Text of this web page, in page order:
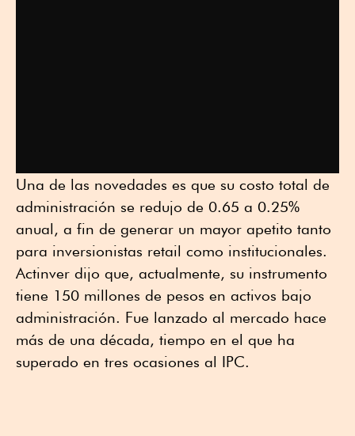
Una de las novedades es que su costo total de
administración se redujo de 0.65 a 0.25%
anual, a fin de generar un mayor apetito tanto
para inversionistas retail como institucionales.
Actinver dijo que, actualmente, su instrumento
tiene 150 millones de pesos en activos bajo
administración. Fue lanzado al mercado hace
más de una década, tiempo en el que ha
superado en tres ocasiones al IPC.